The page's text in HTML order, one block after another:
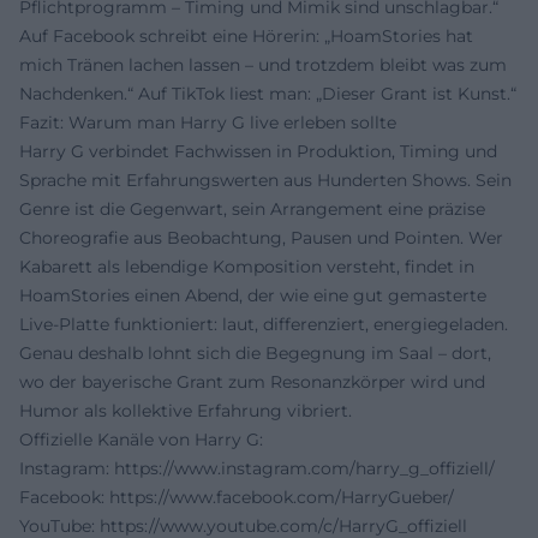
Pflichtprogramm – Timing und Mimik sind unschlagbar.“
Auf Facebook schreibt eine Hörerin: „HoamStories hat
mich Tränen lachen lassen – und trotzdem bleibt was zum
Nachdenken.“ Auf TikTok liest man: „Dieser Grant ist Kunst.“
Fazit: Warum man Harry G live erleben sollte
Harry G verbindet Fachwissen in Produktion, Timing und
Sprache mit Erfahrungswerten aus Hunderten Shows. Sein
Genre ist die Gegenwart, sein Arrangement eine präzise
Choreografie aus Beobachtung, Pausen und Pointen. Wer
Kabarett als lebendige Komposition versteht, findet in
HoamStories einen Abend, der wie eine gut gemasterte
Live-Platte funktioniert: laut, differenziert, energiegeladen.
Genau deshalb lohnt sich die Begegnung im Saal – dort,
wo der bayerische Grant zum Resonanzkörper wird und
Humor als kollektive Erfahrung vibriert.
Offizielle Kanäle von Harry G:
Instagram: https://www.instagram.com/harry_g_offiziell/
Facebook: https://www.facebook.com/HarryGueber/
YouTube: https://www.youtube.com/c/HarryG_offiziell